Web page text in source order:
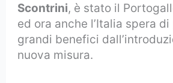
Scontrini, è stato il
ed ora anche l’Italia spera
grandi benefici
nuova misura.